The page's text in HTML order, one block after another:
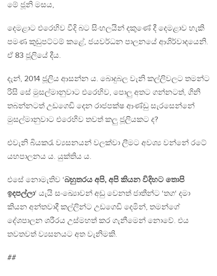
මේ ජූනි මසය,
දෙමළාට එරෙහිව වීදි බට සිංහලයින් දකුණේ දී දෙමළාව හැකි
පමණ කුඩුපට්ටම් කළේ, ජයවර්ධන පාලනයේ ආශිර්වාදයෙනි.
ඒ 83 ජූලියේ දීය.
දැන්, 2014 ජූලිය ආසන්න ය. බොදුබල වැනි කල්ලිවලට තමන්ට
රිසි සේ මුසල්මානුවාට එරෙහිව, පොලු අතට ගන්නටත්, ගිනි
තබන්නටත් උඩගෙඩි දෙන රාජපක්ෂ ආණ්ඩු සැරසෙන්නේ
මුසල්මානුවාට එරෙහිව තවත් කලු ජූලියකට ද?
එවැනි බියකරැ ව්‍යසනයන් වලක්වා ලීමට අවශ්‍ය වන්නේ රටේ
යහපාලනය ය. යුක්තිය ය.
එසේ නොමැතිව ‘බහුතරය අපි, අපි කියන විදිහට තොපි
ඉදපල්ලා‘ යැයි සංඛ්‍යාෙවන් අඩු වෙනත් ජාතීන්ට ‘තග‘ දමා
කියන අන්තවාදී කල්ලින්ට උඩගෙඩි දෙමින්, තමන්ගේ
දේශපාලන ශරීරය උස්මහත් කර ගැනීමෙන් නොවේ. එය
තවතවත් ව්‍යසනයට අත වැනිමකි.
##